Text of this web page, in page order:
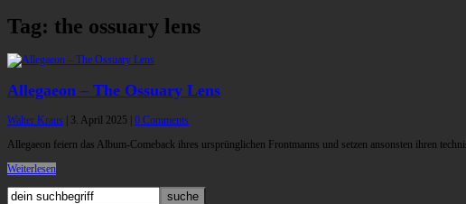
Tag: the ossuary lens
Allegaeon – The Ossuary Lens
Walter Kraus 3. April 2025
0 Comments
Allegaeon feiern das Album-Comeback ihres ursprünglichen Frontmanns und setzen ansonsten ihren
Weiterlesen